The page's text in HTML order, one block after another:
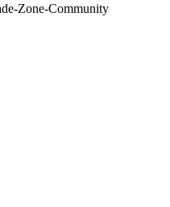
Zone-Community